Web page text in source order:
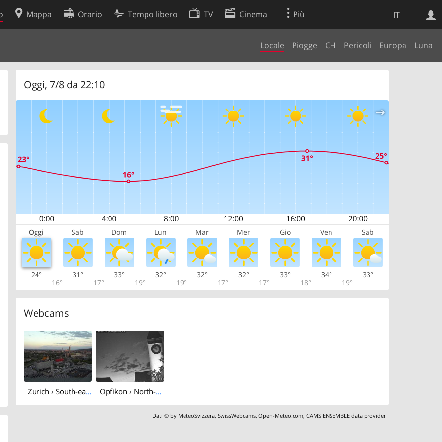
IT
Mappa Orario Tempo libero TV Cinema Più
Locale Piogge CH Pericoli Europa Luna
Oggi, 7/8 da 22:10
Oggi Sab Dom Lun Mar Mer Gio Ven Sab
24°
16°
31°
17°
33°
19°
32°
19°
32°
17°
32°
17°
33°
18°
34°
19°
33°
Webcams
Zurich › South-east: Schweizer Radio und Fernsehen (Studio Zürich Leutschenbach) - Sonderabfall-Sammelstelle Hagenholz Opfikon › North-west: Turm von Opfikon
Dati © by MeteoSvizzera,SwissWebcams,Open-Meteo.com,CAMS ENSEMBLE data provider
Ricerca Web
Preferenze cookie